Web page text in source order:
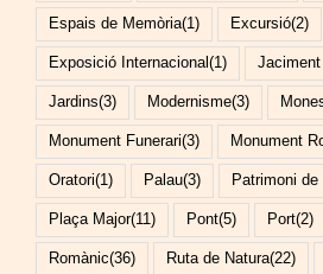
Espais de Memòria(1) Excursió(2)
Exposició Internacional (1) Jaciment
Jardins(3) Modernisme(3)
Monument Funerari(3) Monument
Oratori(1) Palau(3) Patrimoni
Plaça Major(11) Pont(5) Port(2)
Romànic(36) Ruta de Natura(22)